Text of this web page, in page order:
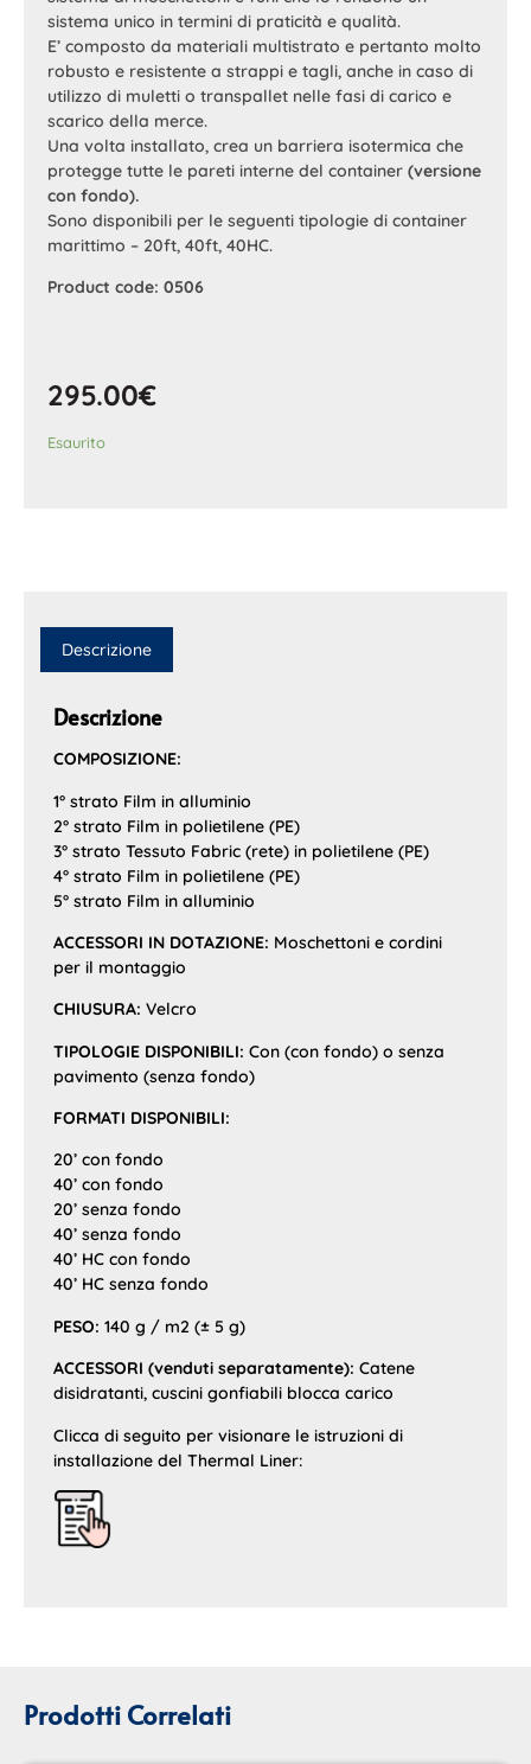
sistema unico in termini di praticità e qualità.
E’ composto da materiali multistrato e pertanto molto
robusto e resistente a strappi e tagli, anche in caso di
utilizzo di muletti o transpallet nelle fasi di carico e
scarico della merce.
Una volta installato, crea un barriera isotermica che
protegge tutte le pareti interne del container (versione
con fondo).
Sono disponibili per le seguenti tipologie di container
marittimo – 20ft, 40ft, 40HC.
Product code: 0506
295.00€
Esaurito
Descrizione
Descrizione
COMPOSIZIONE:
1° strato Film in alluminio
2° strato Film in polietilene (PE)
3° strato Tessuto Fabric (rete) in polietilene (PE)
4° strato Film in polietilene (PE)
5° strato Film in alluminio
ACCESSORI IN DOTAZIONE: Moschettoni e cordini
per il montaggio
CHIUSURA: Velcro
TIPOLOGIE DISPONIBILI: Con (con fondo) o senza
pavimento (senza fondo)
FORMATI DISPONIBILI:
20’ con fondo
40’ con fondo
20’ senza fondo
40’ senza fondo
40’ HC con fondo
40’ HC senza fondo
PESO: 140 g / m2 (± 5 g)
ACCESSORI (venduti separatamente): Catene
disidratanti, cuscini gonfiabili blocca carico
Clicca di seguito per visionare le istruzioni di
installazione del Thermal Liner:
Prodotti Correlati